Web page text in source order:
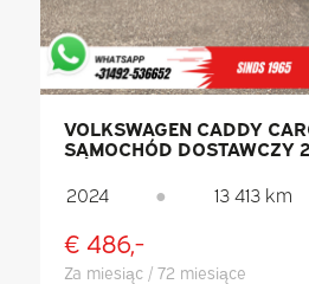
VOLKSWAGEN CADDY
SAMOCHÓD DOSTAWCZY
OŚWIETLENIE LED / NISKI
SYSTEM PDC /
2024 ● 13 413 km
€ 486,-
Za miesiąc / 72 miesiące